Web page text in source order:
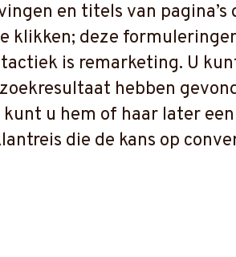
en titels van
klikken; deze
is remarketing. U
hebben
u hem of haar later
die de kans op